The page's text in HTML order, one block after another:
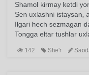
Shamol kirmay ketdi
Sen uxlashni istaysan,
Ilgari hech sezmagan
Tongga eltar tushlar
142 She'r